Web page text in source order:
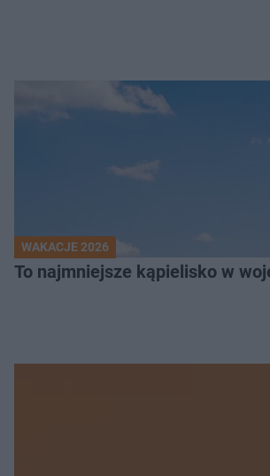
WAKACJE 2026
To najmniejsze kąpielisko w